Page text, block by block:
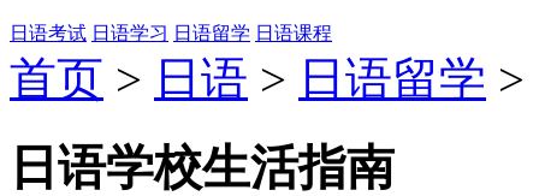
日语考试 日语学习 日语留学 日语课程
首页 > 日语 > 日语留学 >
日语学校生活指南